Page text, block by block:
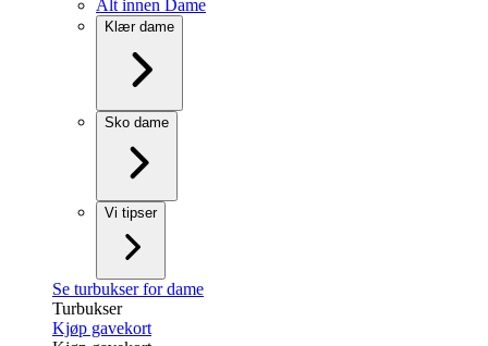
Alt innen Dame
Klær dame
Sko dame
Vi tipser
Se turbukser for dame
Turbukser
Kjøp gavekort